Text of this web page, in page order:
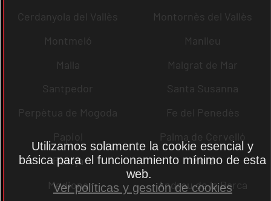
Cerdanyola del Vallès
Montornès del Vallès
Montmeló
Manlleu
Malla
Malgrat de Mar
Santpedor
Santa Susanna
Perpètua de Mogoda
Fe del Penedès
Papiol
Palma de Cervelló
Pallejà
Moià
Mediona
Andreu de la Barca
Utilizamos solamente la cookie esencial y
básica para el funcionamiento mínimo de esta
web.
Ver políticas y gestión de cookies